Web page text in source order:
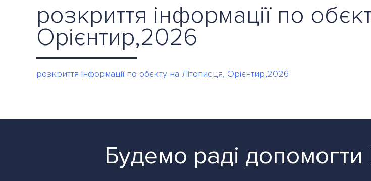
розкриття інформації по
Орієнтир,2026
розкриття інформації по обєкту на Літописця, Орієнтир,2026
Будемо раді